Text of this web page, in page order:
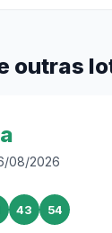
outras
08/2026
43 54